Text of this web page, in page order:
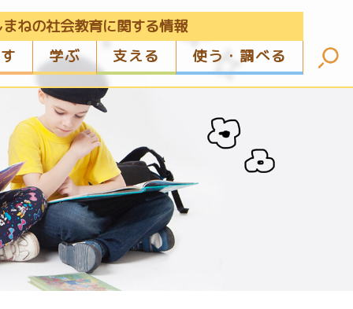
まねの社会教育に関する情報
学ぶ 支える 使う・調べる